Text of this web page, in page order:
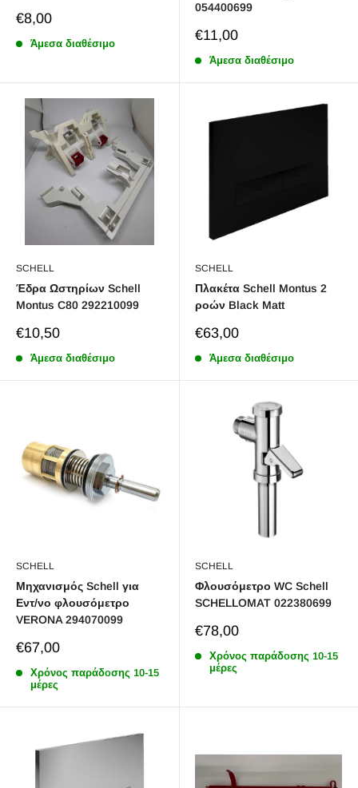
Sale
€8,00
Άμεσα διαθέσιμο
054400699
Sale
€11,00
Άμεσα διαθέσιμο
SCHELL
Έδρα Ωστηρίων Schell
Montus C80 292210099
Sale
€10,50
Άμεσα διαθέσιμο
SCHELL
Πλακέτα Schell Montus 2
ροών Black Matt
Sale
€63,00
Άμεσα διαθέσιμο
SCHELL
Μηχανισμός Schell για
Εντ/νο φλουσόμετρο
VERONA 294070099
Sale
€67,00
Χρόνος παράδoσης 10-15
μέρες
SCHELL
Φλουσόμετρο WC Schell
SCHELLOMAT 022380699
Sale
€78,00
Χρόνος παράδoσης 10-15
μέρες